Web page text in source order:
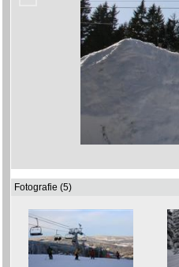
Fotografie (5)